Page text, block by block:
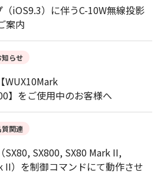
iOS9.3）に伴うC-10W無線投影
案内
知らせ
WUX10Mark
】をご使用中のお客様へ
質関連
SX800, SX80 Mark II,
II）を制御コマンドにて動作させ